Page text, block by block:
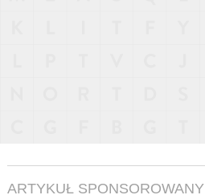
ARTYKUŁ SPONSOROWANY